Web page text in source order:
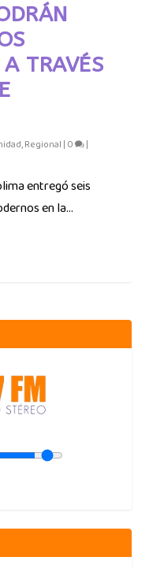
TRAVÉS
,Regional | 0 |
entregó seis
en la...